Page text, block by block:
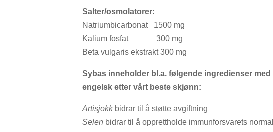
Salter/osmolatorer:
Natriumbicarbonat 1500 mg
Kalium fosfat 300 mg
Beta vulgaris ekstrakt 300 mg
Sybas inneholder bl.a. følgende ingredienser
engelsk etter vårt beste skjønn:
Artisjokk bidrar til å støtte avgiftning
Selen bidrar til å opprettholde immunforsvarets